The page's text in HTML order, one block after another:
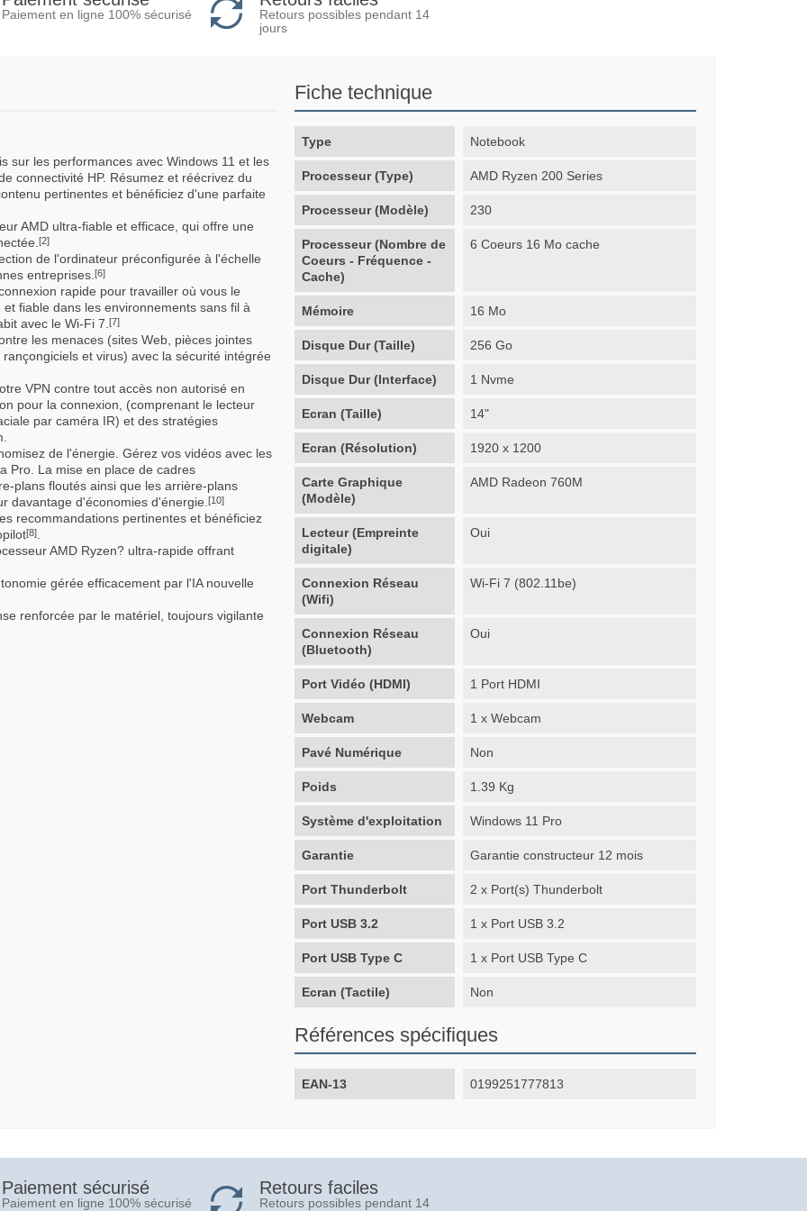
Paiement en ligne 100% sécurisé
Retours possibles pendant 14
jours
sur les performances avec Windows 11 et les
connectivité HP. Résumez et réécrivez du
pertinentes et bénéficiez d'une parfaite
AMD ultra-fiable et efficace, qui offre une
[2]
de l'ordinateur préconfigurée à l'échelle
entreprises. [6]
rapide pour travailler où vous le
fiable dans les environnements sans fil à
avec le Wi-Fi 7. [7]
les menaces (sites Web, pièces jointes
et virus) avec la sécurité intégrée
VPN contre tout accès non autorisé en
pour la connexion, (comprenant le lecteur
par caméra IR) et des stratégies
de l'énergie. Gérez vos vidéos avec les
Pro. La mise en place de cadres
plans floutés ainsi que les arrière-plans
davantage d'économies d'énergie. [10]
recommandations pertinentes et bénéficiez
[8]
AMD Ryzen? ultra-rapide offrant
gérée efficacement par l'IA nouvelle
renforcée par le matériel, toujours vigilante
Fiche technique
Type Notebook
Processeur (Type) AMD Ryzen 200 Series
Processeur (Modèle) 230
Processeur (Nombre de
Coeurs - Fréquence -
Cache)
6 Coeurs 16 Mo cache
Mémoire 16 Mo
Disque Dur (Taille) 256 Go
Disque Dur (Interface) 1 Nvme
Ecran (Taille) 14"
Ecran (Résolution) 1920 x 1200
Carte Graphique
(Modèle)
AMD Radeon 760M
Lecteur (Empreinte
digitale)
Oui
Connexion Réseau
(Wifi)
Wi-Fi 7 (802.11be)
Connexion Réseau
(Bluetooth)
Oui
Port Vidéo (HDMI) 1 Port HDMI
Webcam 1 x Webcam
Pavé Numérique Non
Poids 1.39 Kg
Système d'exploitation Windows 11 Pro
Garantie Garantie constructeur 12 mois
Port Thunderbolt 2 x Port(s) Thunderbolt
Port USB 3.2 1 x Port USB 3.2
Port USB Type C 1 x Port USB Type C
Ecran (Tactile) Non
Références spécifiques
EAN-13 0199251777813
Paiement sécurisé
Paiement en ligne 100% sécurisé
Retours faciles
Retours possibles pendant 14